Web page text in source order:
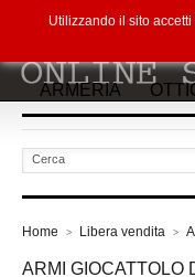
ARMERIA
Home > Libera vendita >
ARMI GIOCATTOLO
Utilizzando il sito